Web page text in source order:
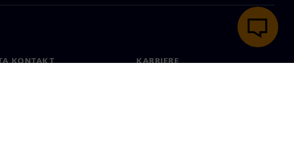
KONTAKT KARRIERE